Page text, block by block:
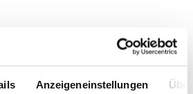
Anzeigeneinstellungen